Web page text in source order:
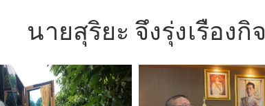
นายสุริยะ จึงรุ่งเรืองกิจ